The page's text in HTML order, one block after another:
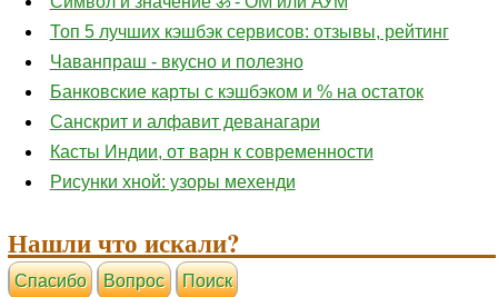
Топ 5 лучших кэшбэк сервисов: отзывы, рейтинг
Чаванпраш - вкусно и полезно
Банковские карты с кэшбэком и % на остаток
Санскрит и алфавит деванагари
Касты Индии, от варн к современности
Рисунки хной: узоры мехенди
Нашли что искали?
Cпасибо Вопрос Поиск